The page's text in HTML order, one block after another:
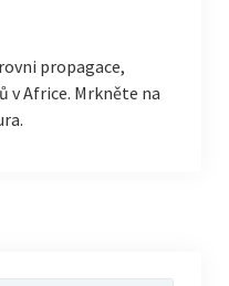
propagace,
v Africe. Mrkněte na